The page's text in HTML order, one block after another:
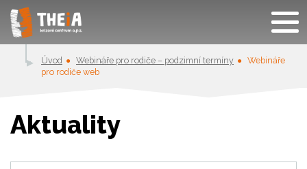
Úvod Webináře pro rodiče – podzimní termíny
Webináře
pro rodiče web
Aktuality